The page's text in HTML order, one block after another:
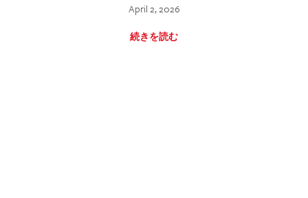
April 2, 2026
続きを読む